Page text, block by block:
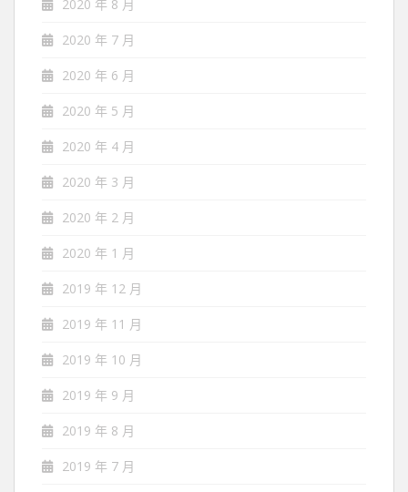
2020 年 8 月
2020 年 7 月
2020 年 6 月
2020 年 5 月
2020 年 4 月
2020 年 3 月
2020 年 2 月
2020 年 1 月
2019 年 12 月
2019 年 11 月
2019 年 10 月
2019 年 9 月
2019 年 8 月
2019 年 7 月